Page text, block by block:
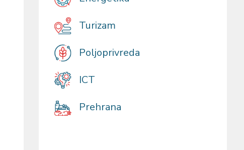
Turizam
Poljoprivreda
ICT
Prehrana